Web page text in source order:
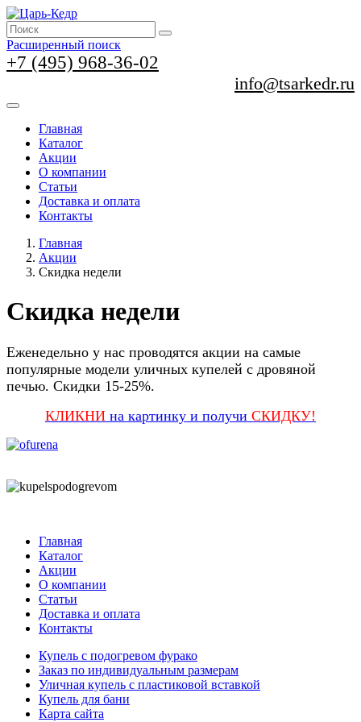
Расширенный поиск
+7 (495) 968-36-02
info@tsarkedr.ru
Главная
Каталог
Акции
О компании
Статьи
Доставка и оплата
Контакты
Главная
Акции
Скидка недели
Скидка недели
Еженедельно у нас проводятся акции на самые
популярные модели уличных купелей с дровяной
печью. Скидки 15-25%.
КЛИКНИ на картинку и получи СКИДКУ!
Главная
Каталог
Акции
О компании
Статьи
Доставка и оплата
Контакты
Купель с подогревом фурако
Заказ по индивидуальным размерам
Уличная купель с пластиковой вставкой
Купель для бани
Карта сайта